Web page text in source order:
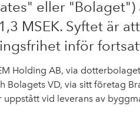
eller
MSEK. Syftet är
inför
Holding AB, via
VD, via sitt företag
vid leverans av